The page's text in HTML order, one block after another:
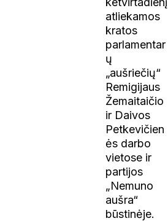
atliekamos
kratos
parlamentar
ų
„aušriečių“
Remigijaus
Žemaitaičio
ir Daivos
Petkevičien
ės darbo
vietose ir
partijos
„Nemuno
aušra“
būstinėje.